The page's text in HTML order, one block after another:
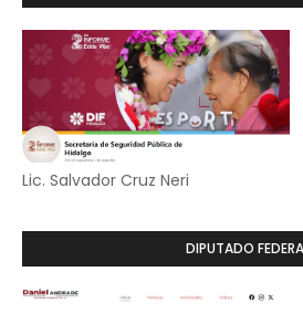
Lic. Salvador Cruz Neri
DIPUTADO